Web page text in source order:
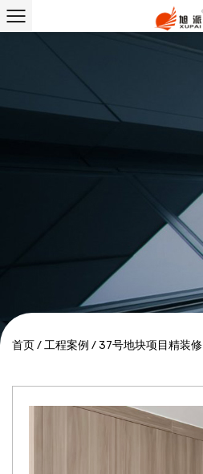
首页 / 工程案例 / 37号地块项目精装修